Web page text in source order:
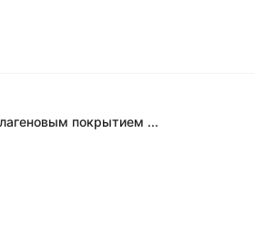
покрытием ...